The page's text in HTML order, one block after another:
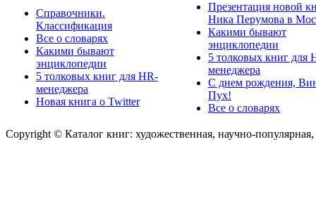
Справочники.
Классификация
Все о словарях
Какими бывают
энциклопедии
5 толковых книг для HR-
менеджера
Новая книга о Twitter
Презентация новой
Ника Перумова в
Какими бывают
энциклопедии
5 толковых книг для
менеджера
С днем рождения,
Пух!
Все о словарях
Copyright © Каталог книг: художественная, научно-